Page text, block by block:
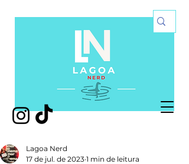
Lagoa Nerd
17 de jul. de 2023 1 min de leitura